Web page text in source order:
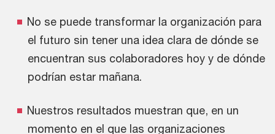
No se puede transformar la organización para
el futuro sin tener una idea clara de dónde se
encuentran sus colaboradores hoy y de dónde
podrían estar mañana.
Nuestros resultados muestran que, en un
momento en el que las organizaciones